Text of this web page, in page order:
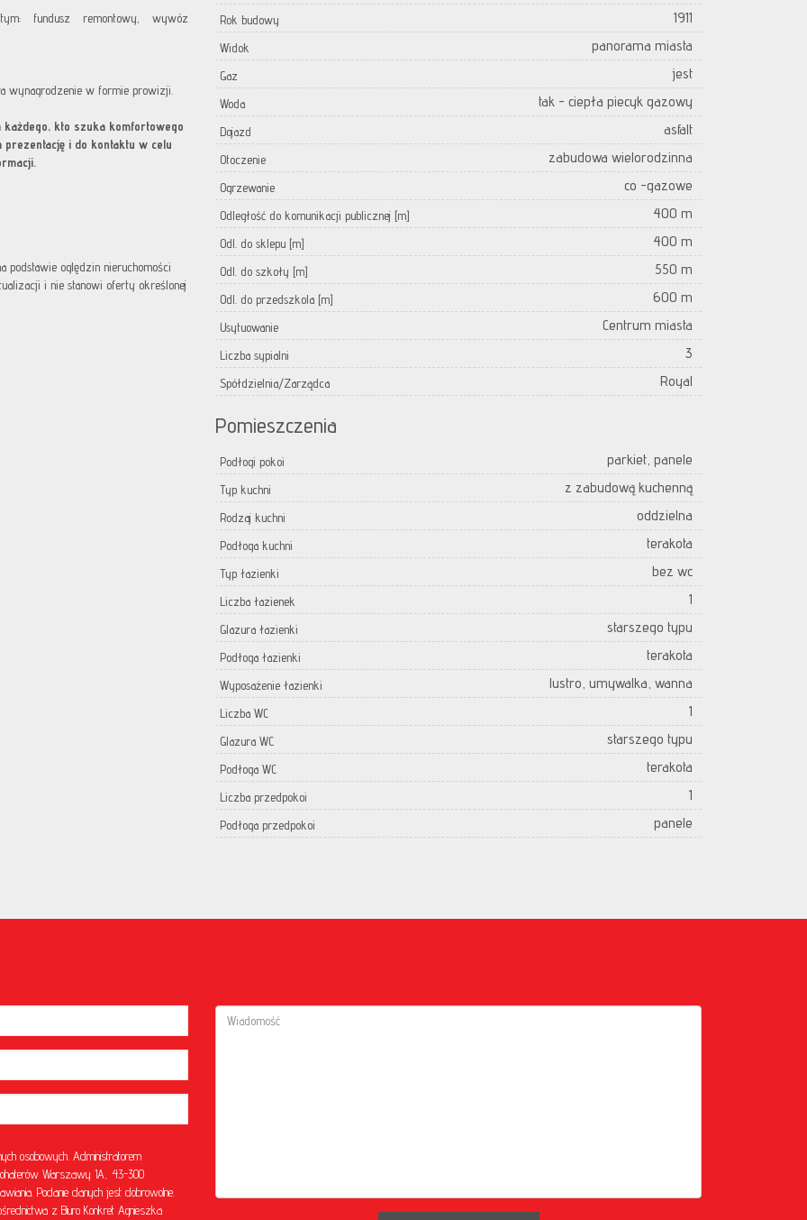
fundusz remontowy, wywóz
wynagrodzenie w formie prowizji.
kto szuka komfortowego
i do kontaktu w celu
podstawie oględzin nieruchomości
i nie stanowi oferty określonej
Rok budowy 1911
Widok panorama miasta
Gaz jest
Woda tak - ciepła piecyk gazowy
Dojazd asfalt
Otoczenie zabudowa wielorodzinna
Ogrzewanie co -gazowe
Odległość do komunikacji publicznej [m] 400 m
Odl. do sklepu [m] 400 m
Odl. do szkoły [m] 550 m
Odl. do przedszkola [m] 600 m
Usytuowanie Centrum miasta
Liczba sypialni 3
Spółdzielnia/Zarządca Royal
Pomieszczenia
Podłogi pokoi parkiet, panele
Typ kuchni z zabudową kuchenną
Rodzaj kuchni oddzielna
Podłoga kuchni terakota
Typ łazienki bez wc
Liczba łazienek 1
Glazura łazienki starszego typu
Podłoga łazienki terakota
Wyposażenie łazienki lustro, umywalka, wanna
Liczba WC 1
Glazura WC starszego typu
Podłoga WC terakota
Liczba przedpokoi 1
Podłoga przedpokoi panele
osobowych. Administratorem
Warszawy 1A, 43-300
Podanie danych jest dobrowolne.
z Biuro Konkret Agnieszka